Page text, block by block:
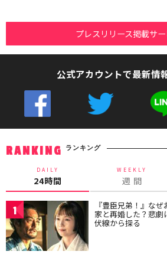
プレスリリース掲載サ
公式アカウントで最新情
RANKING ランキング
DAILY
24時間
WEEKLY
週 間
1 『豊臣兄弟！』な
家と再婚した？悲劇
伏線から探る